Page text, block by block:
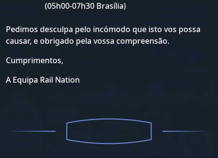
(05h00-07h30 Brasília)
Pedimos desculpa pelo incómodo que isto vos possa
causar, e obrigado pela vossa compreensão.
Cumprimentos,
A Equipa Rail Nation